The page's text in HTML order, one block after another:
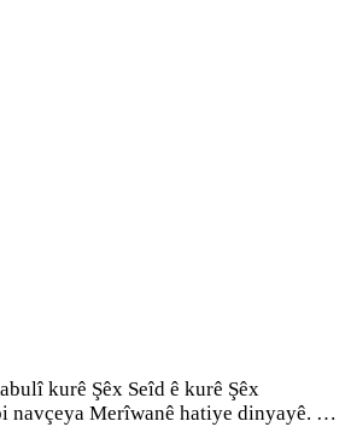
kurê Şêx Seîd ê kurê Şêx
navçeya Merîwanê hatiye dinyayê. …